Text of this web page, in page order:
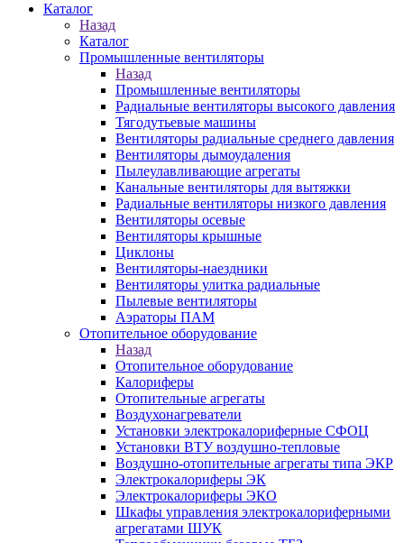
Каталог
Назад
Каталог
Промышленные вентиляторы
Назад
Промышленные вентиляторы
Радиальные вентиляторы высокого давления
Тягодутьевые машины
Вентиляторы радиальные среднего давления
Вентиляторы дымоудаления
Пылеулавливающие агрегаты
Канальные вентиляторы для вытяжки
Радиальные вентиляторы низкого давления
Вентиляторы осевые
Вентиляторы крышные
Циклоны
Вентиляторы-наездники
Вентиляторы улитка радиальные
Пылевые вентиляторы
Аэраторы ПАМ
Отопительное оборудование
Назад
Отопительное оборудование
Калориферы
Отопительные агрегаты
Воздухонагреватели
Установки электрокалориферные СФОЦ
Установки ВТУ воздушно-тепловые
Воздушно-отопительные агрегаты типа ЭКР
Электрокалориферы ЭК
Электрокалориферы ЭКО
Шкафы управления электрокалориферными
агрегатами ШУК